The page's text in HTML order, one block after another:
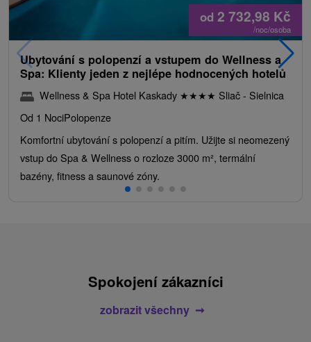
od 2 732,98 Kč
/noc/osoba
Ubytování s polopenzí a vstupem do Wellness a
Spa: Klienty jeden z nejlépe hodnocených hotelů
Wellness & Spa Hotel Kaskady ★★★★ Sliač - Sielnica
Od 1 NociPolopenze
Komfortní ubytování s polopenzí a pitím. Užijte si neomezený
vstup do Spa & Wellness o rozloze 3000 m², termální
bazény, fitness a saunové zóny.
Spokojení zákazníci
zobrazit všechny